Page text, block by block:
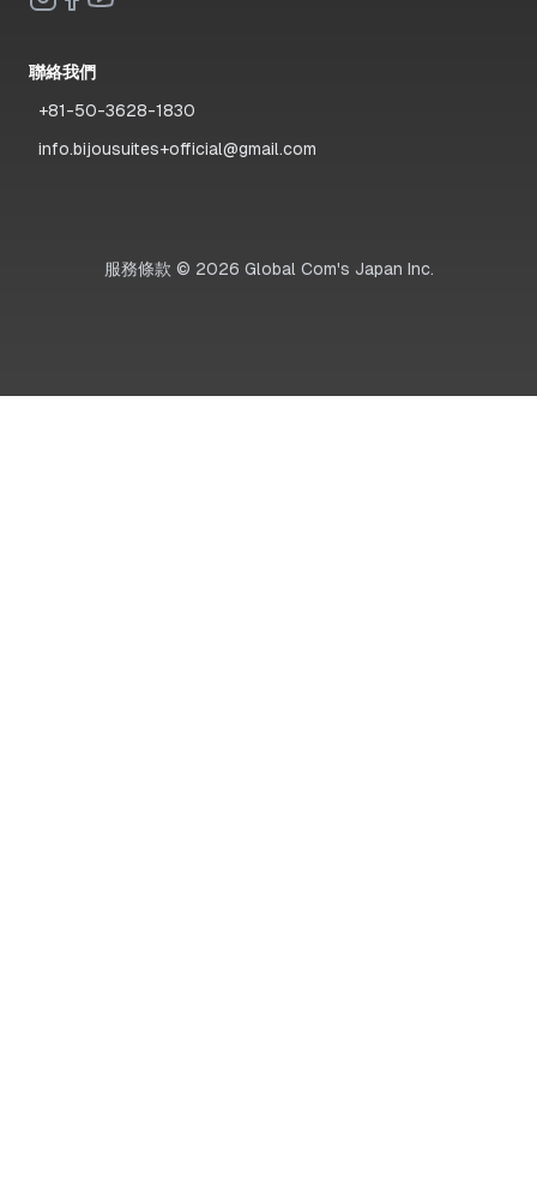
聯絡我們
+81-50-3628-1830
info.bijousuites+official@gmail.com
服務條款 © 2026 Global Com's Japan Inc.